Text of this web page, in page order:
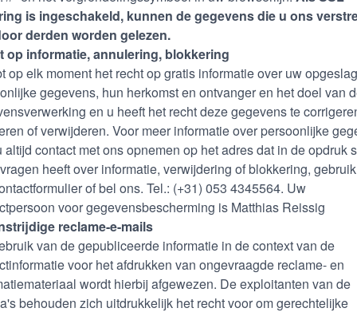
is ingeschakeld, kunnen de gegevens die u ons
derden worden gelezen.
op informatie, annulering, blokkering
op elk moment het recht op gratis informatie over uw
gegevens, hun herkomst en ontvanger en het doel van
en u heeft het recht deze gegevens te
of verwijderen. Voor meer informatie over persoonlijke
altijd contact met ons opnemen op het adres dat in de opdruk
heeft over informatie, verwijdering of blokkering,
of bel ons. Tel.: (+31) 053 4345564. Uw
voor gegevensbescherming is Matthias Reissig
reclame-e-mails
van de gepubliceerde informatie in de context van de
voor het afdrukken van ongevraagde reclame- en
wordt hierbij afgewezen. De exploitanten van de
behouden zich uitdrukkelijk het recht voor om gerechtelijke